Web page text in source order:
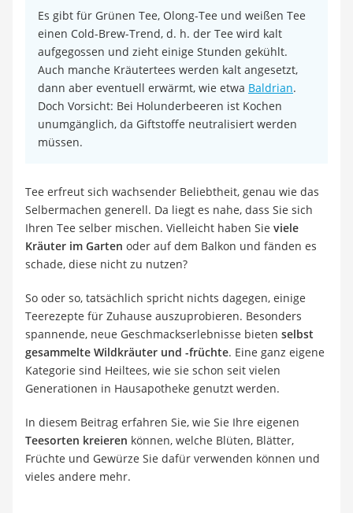
Es gibt für Grünen Tee, Olong-Tee und weißen Tee
einen Cold-Brew-Trend, d. h. der Tee wird kalt
aufgegossen und zieht einige Stunden gekühlt.
Auch manche Kräutertees werden kalt angesetzt,
dann aber eventuell erwärmt, wie etwa Baldrian.
Doch Vorsicht: Bei Holunderbeeren ist Kochen
unumgänglich, da Giftstoffe neutralisiert werden
müssen.
Tee erfreut sich wachsender Beliebtheit, genau wie das
Selbermachen generell. Da liegt es nahe, dass Sie sich
Ihren Tee selber mischen. Vielleicht haben Sie viele
Kräuter im Garten oder auf dem Balkon und fänden es
schade, diese nicht zu nutzen?
So oder so, tatsächlich spricht nichts dagegen, einige
Teerezepte für Zuhause auszuprobieren. Besonders
spannende, neue Geschmackserlebnisse bieten selbst
gesammelte Wildkräuter und -früchte. Eine ganz eigene
Kategorie sind Heiltees, wie sie schon seit vielen
Generationen in Hausapotheke genutzt werden.
In diesem Beitrag erfahren Sie, wie Sie Ihre eigenen
Teesorten kreieren können, welche Blüten, Blätter,
Früchte und Gewürze Sie dafür verwenden können und
vieles andere mehr.